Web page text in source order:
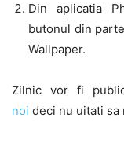
Din aplicatia
butonul din
Wallpaper.
Zilnic vor fi
noi deci nu uitati